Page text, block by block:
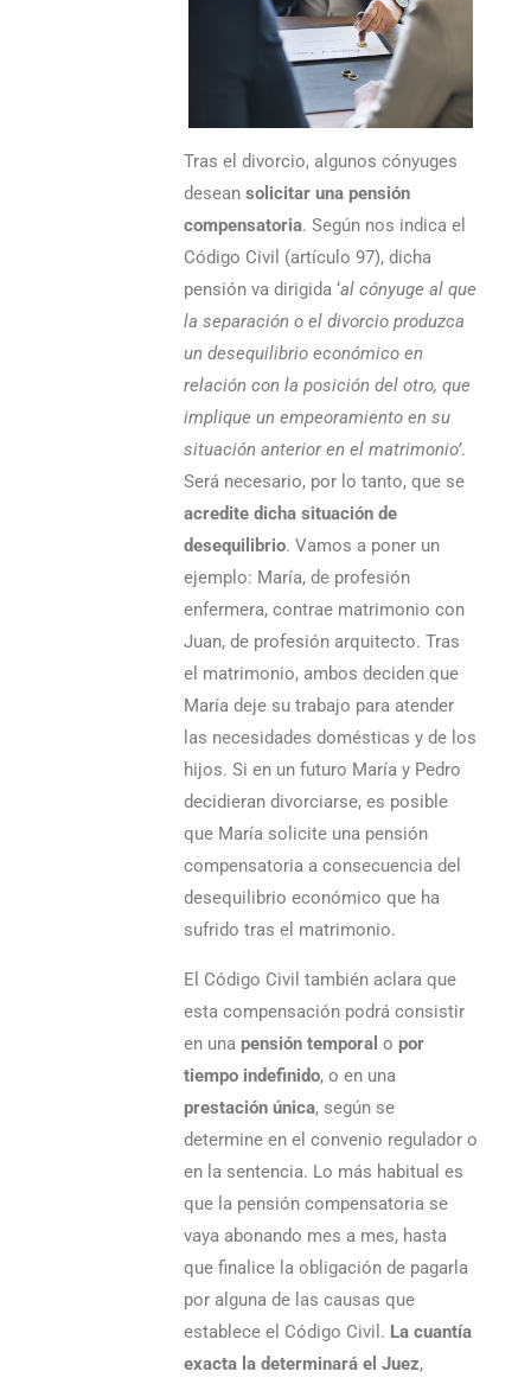
Tras el divorcio, algunos cónyuges
desean solicitar una pensión
compensatoria. Según nos indica el
Código Civil (artículo 97), dicha
pensión va dirigida ‘al cónyuge al que
la separación o el divorcio produzca
un desequilibrio económico en
relación con la posición del otro, que
implique un empeoramiento en su
situación anterior en el matrimonio’.
Será necesario, por lo tanto, que se
acredite dicha situación de
desequilibrio. Vamos a poner un
ejemplo: María, de profesión
enfermera, contrae matrimonio con
Juan, de profesión arquitecto. Tras
el matrimonio, ambos deciden que
María deje su trabajo para atender
las necesidades domésticas y de los
hijos. Si en un futuro María y Pedro
decidieran divorciarse, es posible
que María solicite una pensión
compensatoria a consecuencia del
desequilibrio económico que ha
sufrido tras el matrimonio.
El Código Civil también aclara que
esta compensación podrá consistir
en una pensión temporal o por
tiempo indefinido, o en una
prestación única, según se
determine en el convenio regulador o
en la sentencia. Lo más habitual es
que la pensión compensatoria se
vaya abonando mes a mes, hasta
que finalice la obligación de pagarla
por alguna de las causas que
establece el Código Civil. La cuantía
exacta la determinará el Juez,